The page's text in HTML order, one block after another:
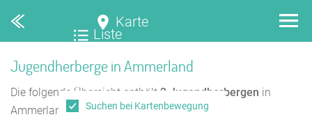
Karte
Liste
Jugendherberge in Ammerland
Die folgende Übersicht enthält 2 Jugendherbergen in
Ammerland.
Suchen bei Kartenbewegung